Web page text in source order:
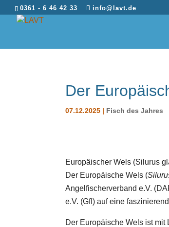
0361 - 6 46 42 33 info@lavt.de
Der
07.12.2025 | Fisch des Jahres
Europäischer Wels (Silurus
Der Europäische Wels (
Angelfischerverband e.V.
e.V. (GfI) auf eine
Der Europäische Wels ist